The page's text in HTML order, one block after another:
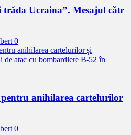
trăda Ucraina”. Mesajul cătr
0
pentru anihilarea cartelurilor
0